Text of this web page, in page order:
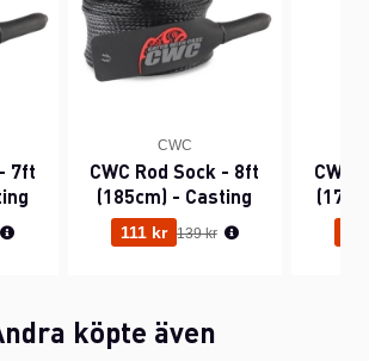
7ft
pris:
CWC
CWC Rod Sock - 8ft
(185cm) - Casting
111 kr Ordinarie pris:
139 kr
CWC
köpte även